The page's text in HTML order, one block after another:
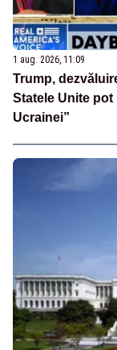
1 aug. 2026, 11:09
Trump,
Statele Unite
Ucrainei”